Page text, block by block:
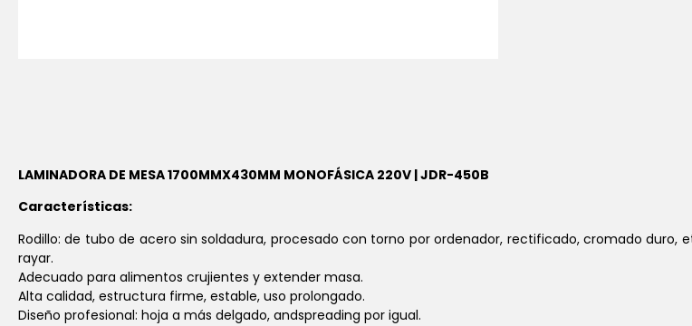
LAMINADORA DE MESA 1700MMX430MM MONOFÁSICA 220V | JDR-450B
Características:
Rodillo: de tubo de acero sin soldadura, procesado con torno por ordenador, rectificado, cromado duro,
rayar.
Adecuado para alimentos crujientes y extender masa.
Alta calidad, estructura firme, estable, uso prolongado.
Diseño profesional: hoja a más delgado, andspreading por igual.